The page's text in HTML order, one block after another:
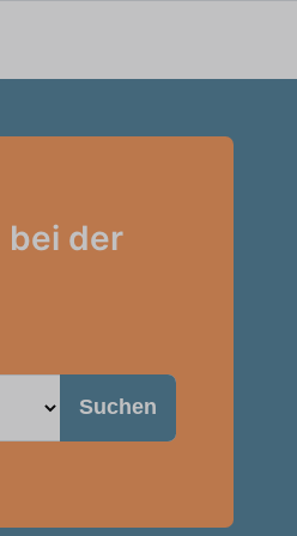
bei der
Suchen